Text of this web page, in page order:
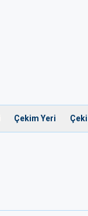
Çekim Yeri